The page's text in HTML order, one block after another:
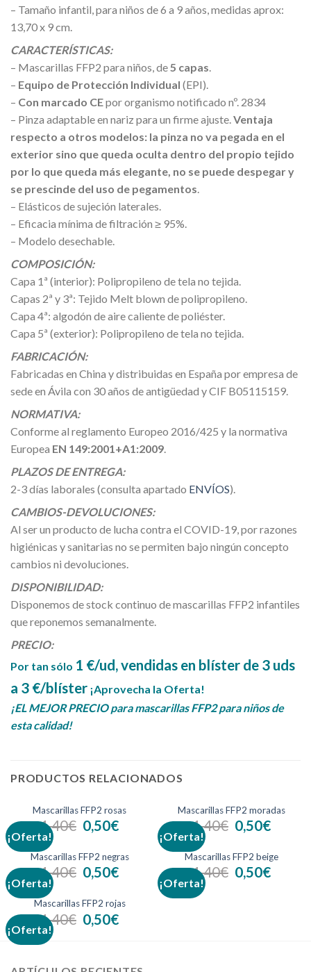
– Tamaño infantil, para niños de 6 a 9 años, medidas aprox:
13,70 x 9 cm.
CARACTERÍSTICAS:
– Mascarillas FFP2 para niños, de 5 capas
– Equipo de Protección Individual (EPI).
– Con marcado CEpor organismo notificado nº. 2834
– Pinza adaptable en nariz para un firme ajuste. Ventaja
respecto a otros modelos: la pinza no va pegada en el
exterior sino que queda oculta dentro del propio tejido
por lo que queda más elegante, no se puede despegar y
se prescinde del uso de pegamentos
– Elásticos de sujeción laterales.
– Eficacia mínima de filtración ≥ 95%.
– Modelo desechable.
COMPOSICIÓN:
Capa 1ª (interior): Polipropileno de tela no tejida.
Capas 2ª y 3ª: Tejido Melt blown de polipropileno.
Capa 4ª: algodón de aire caliente de poliéster.
Capa 5ª (exterior): Polipropileno de tela no tejida.
FABRICACIÓN:
Fabricadas en China y distribuidas en España por empresa de
sede en Ávila con 30 años de antigüedad y CIF B05115159.
NORMATIVA:
Conforme al reglamento Europeo 2016/425 y la normativa
Europea EN 149:2001+A1:2009
PLAZOS DE ENTREGA:
2-3 días laborales (consulta apartado ENVÍOS).
CAMBIOS-DEVOLUCIONES:
Al ser un producto de lucha contra el COVID-19, por razones
higiénicas y sanitarias no se permiten bajo ningún concepto
cambios ni devoluciones.
DISPONIBILIDAD:
Disponemos de stock continuo de mascarillas FFP2 infantiles
que reponemos semanalmente.
PRECIO:
Por tan sólo 1 €/ud, vendidas en blíster de 3 uds
a 3 €/blíster ¡Aprovecha la Oferta!
¡EL MEJOR PRECIO para mascarillas FFP2 para niños de
esta calidad!
PRODUCTOS RELACIONADOS
¡Oferta!
Mascarillas FFP2 rosas
1,40€ 0,50€
¡Oferta!
Mascarillas FFP2 moradas
1,40€ 0,50€
¡Oferta!
Mascarillas FFP2 negras
1,40€ 0,50€
¡Oferta!
Mascarillas FFP2 beige
1,40€ 0,50€
¡Oferta!
Mascarillas FFP2 rojas
1,40€ 0,50€